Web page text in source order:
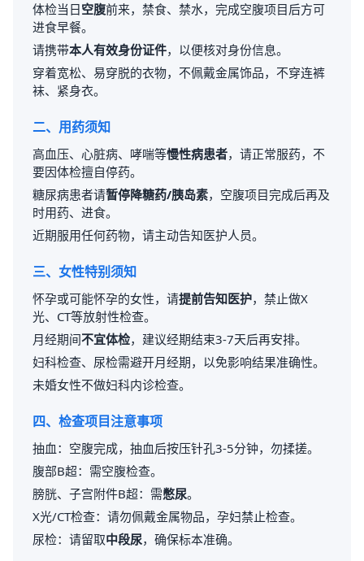
体检当日空腹前来，禁食、禁水，完成空腹项目后方可
进食早餐。
请携带本人有效身份证件，以便核对身份信息。
穿着宽松、易穿脱的衣物，不佩戴金属饰品，不穿连裤
袜、紧身衣。
二、用药须知
高血压、心脏病、哮喘等慢性病患者，请正常服药，不
要因体检擅自停药。
糖尿病患者请暂停降糖药/胰岛素，空腹项目完成后再及
时用药、进食。
近期服用任何药物，请主动告知医护人员。
三、女性特别须知
怀孕或可能怀孕的女性，请提前告知医护，禁止做X
光、CT等放射性检查。
月经期间不宜体检，建议经期结束3-7天后再安排。
妇科检查、尿检需避开月经期，以免影响结果准确性。
未婚女性不做妇科内诊检查。
四、检查项目注意事项
抽血：空腹完成，抽血后按压针孔3-5分钟，勿揉搓。
腹部B超：需空腹检查。
膀胱、子宫附件B超：需憋尿。
X光/CT检查：请勿佩戴金属物品，孕妇禁止检查。
尿检：请留取中段尿，确保标本准确。